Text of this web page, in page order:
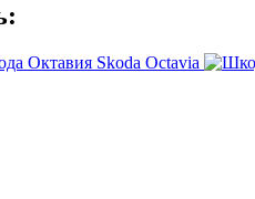
Skoda Octavia